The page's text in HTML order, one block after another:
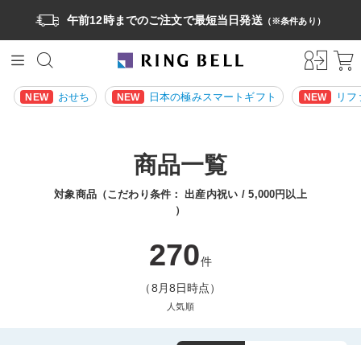
午前12時までのご注文で最短当日発送（※条件あり）
NEW おせち NEW 日本の極みスマートギフト NEW リ
商品一覧
対象商品（こだわり条件：出産内祝い
5,000円以上
）
270件
（8月8日時点）
人気順